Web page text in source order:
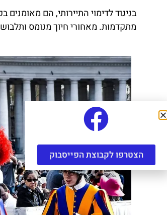
בניגוד לדימוי התיירותי, הם
מתקדמות. מאחורי חיוך מנומס
הצטרפו לקבוצת הפייסבוק